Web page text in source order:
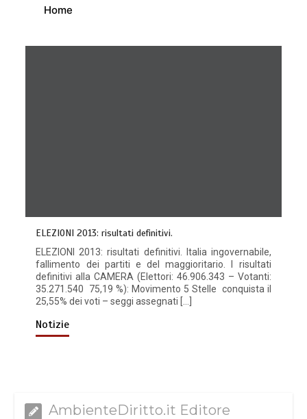
Home
ELEZIONI 2013: risultati definitivi.
ELEZIONI 2013: risultati definitivi. Italia ingovernabile,
fallimento dei partiti e del maggioritario. I risultati
definitivi alla CAMERA (Elettori: 46.906.343 – Votanti:
35.271.540 75,19 %): Movimento 5 Stelle conquista il
25,55% dei voti – seggi assegnati […]
Notizie
AmbienteDiritto.it Editore